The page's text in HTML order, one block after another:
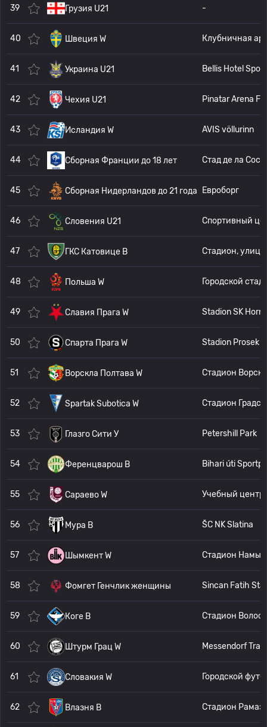
39 Грузия U21 -
40 Швеция W
41 Украина U21
42 Чехия U21
43 Исландия W AVIS völlurinn
44 Сборная Франции до 18 лет
45 Сборная Нидерландов до 21 года Евроборг
46 Словения U21
47 ГКС Катовице В
48 Польша W
49 Славия Прага W
50 Спарта Прага W Stadion Prosek
51 Ворскла Полтава W
52 Spartak Subotica W Стадион
53 Глазго Сити У Petershill Park
54 Ференцварош В
55 Сараево W
56 Мура В ŠC NK Slatina
57 Шымкент W Стадион Намыс
58 Фомгет Генчлик женщины Sincan Fatih
59 Коге В
60 Штурм Грац W
61 Словакия W
62 Влазня В